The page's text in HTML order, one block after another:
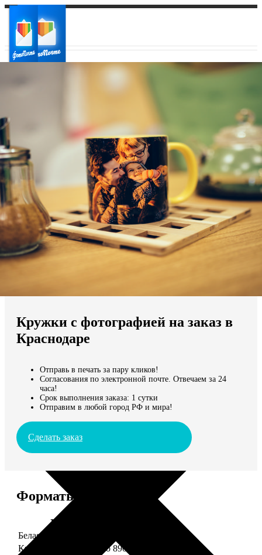
Ваш регион доставки
Выберите из списка:
Мы доставляем по всему миру
Продолжить без города
Кружки с фотографией на заказ в
Краснодаре
Отправь в печать за пару кликов!
Согласования по электронной почте. Отвечаем за 24
часа!
Срок выполнения заказа: 1 сутки
Отправим в любой город РФ и мира!
Сделать заказ
Форматы и цены
Услуга
Белая кружка с фото
Красная кружка с фото 890